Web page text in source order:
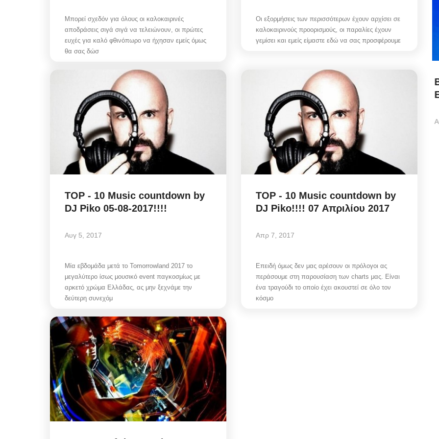
Μπορεί σχεδόν για όλους οι καλοκαιρινές
αποδράσεις σιγά σιγά να τελειώνουν, οι πρώτες
ευχές για καλό φθινόπωρο να ήχησαν εμείς όμως
θα σας δώσ
Οι εξορμήσεις των περισσότερων έχουν αρχίσει σε
καλοκαιρινούς προορισμούς, οι παραλίες έχουν
γεμίσει και εμείς είμαστε εδώ να σας προσφέρουμε
TOP - 10 Music countdown by
DJ Piko 05-08-2017!!!!
Αυγ 5, 2017
Μία εβδομάδα μετά το Tomorrowland 2017 το
μεγαλύτερο ίσως μουσικό event παγκοσμίως με
αρκετό χρώμα Ελλάδας, ας μην ξεχνάμε την
δεύτερη συνεχόμ
TOP - 10 Music countdown by
DJ Piko!!!! 07 Απριλίου 2017
Απρ 7, 2017
Επειδή όμως δεν μας αρέσουν οι πρόλογοι ας
περάσουμε στη παρουσίαση των charts μας. Είναι
ένα τραγούδι το οποίο έχει ακουστεί σε όλο τον
κόσμο
Sunday's Front pages: TIF
Relief vs Fire Crisis - ΔΕΘ,...
Αυγ 8, 2026
Αναλύουμε τα πρωτοσέλιδα της Κυριακής 9
Αυγούστου 2026: Φοροελαφρύνσεις, ΔΕΘ,
ενεργειακά...
Biometric Identity Compliance:
Εκδώσατε Νέα Ταυτότητα;...
Αυγ 9, 2026
Biometric Identity Compliance/ Εκδώσατε Νέα
Ταυτότητα; Οι υπηρεσίες που πρέπει να...